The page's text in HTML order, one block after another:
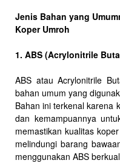
Jenis Bahan yang
Koper Umroh
1. ABS (Acrylonitrile
ABS atau Acrylonitrile
bahan umum yang
Bahan ini terkenal karena
dan kemampuannya
memastikan kualitas
melindungi barang
menggunakan ABS